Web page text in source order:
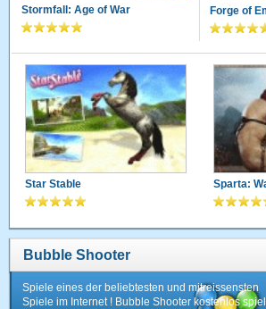
Stormfall: Age of War Forge of
Star Stable Sparta:
Bubble Shooter
Spiele eines der beliebtesten und mitreissensten
Spiele im Internet ! Bubble Shooter kostenlos